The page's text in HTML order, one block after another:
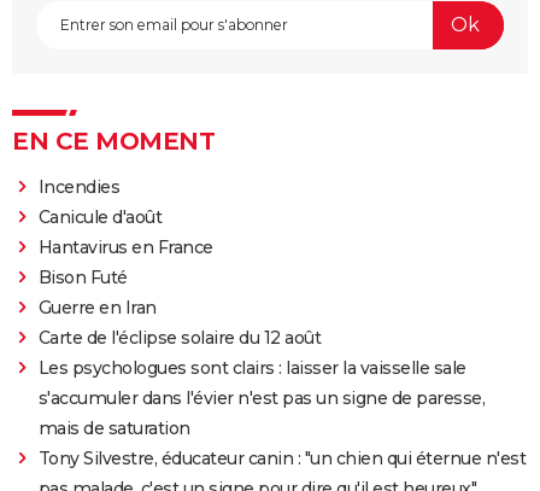
EN CE MOMENT
Incendies
Canicule d'août
Hantavirus en France
Bison Futé
Guerre en Iran
Carte de l'éclipse solaire du 12 août
Les psychologues sont clairs : laisser la vaisselle sale
s'accumuler dans l'évier n'est pas un signe de paresse,
mais de saturation
Tony Silvestre, éducateur canin : "un chien qui éternue n'est